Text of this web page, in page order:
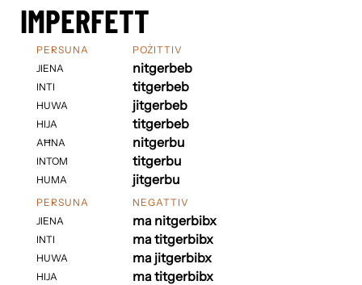
IMPERFETT
PERSUNA
JIENA
INTI
HUWA
HIJA
AĦNA
INTOM
HUMA
POŻITTIV
nitgerbeb
titgerbeb
jitgerbeb
titgerbeb
nitgerbu
titgerbu
jitgerbu
PERSUNA
JIENA
INTI
HUWA
HIJA
NEGATTIV
ma nitgerbibx
ma titgerbibx
ma jitgerbibx
ma titgerbibx